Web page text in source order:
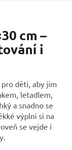
cm –
i
děti, aby jim
letadlem,
a snadno se
výplni si na
se vejde i